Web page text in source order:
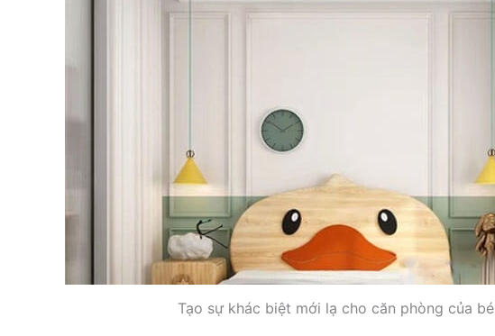
Tạo sự khác biệt mới lạ cho căn phòng của bé